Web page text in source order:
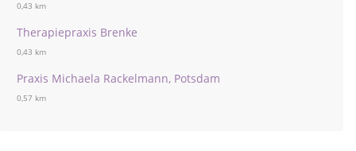
0,43 km
Therapiepraxis Brenke
0,43 km
Praxis Michaela Rackelmann, Potsdam
0,57 km